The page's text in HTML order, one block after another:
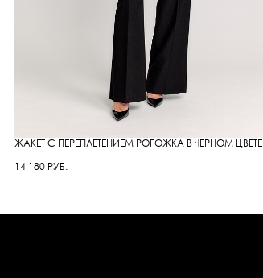
ЖАКЕТ С ПЕРЕПЛЕТЕНИЕМ РОГОЖКА В ЧЕРНОМ ЦВЕТЕ
14 180 РУБ.